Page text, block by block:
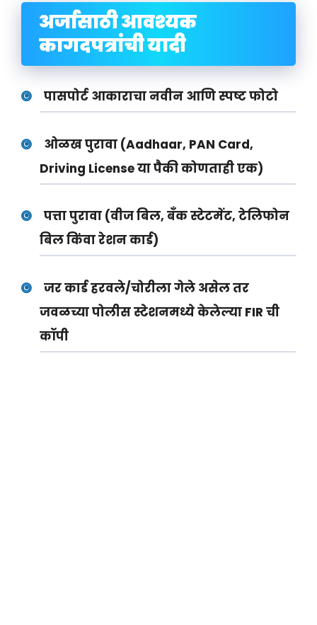
अर्जासाठी आवश्यक
कागदपत्रांची यादी
पासपोर्ट आकाराचा नवीन आणि स्पष्ट फोटो
ओळख पुरावा (Aadhaar, PAN Card,
Driving License या पैकी कोणताही एक)
पत्ता पुरावा (वीज बिल, बँक स्टेटमेंट, टेलिफोन
बिल किंवा रेशन कार्ड)
जर कार्ड हरवले/चोरीला गेले असेल तर
जवळच्या पोलीस स्टेशनमध्ये केलेल्या FIR ची
कॉपी